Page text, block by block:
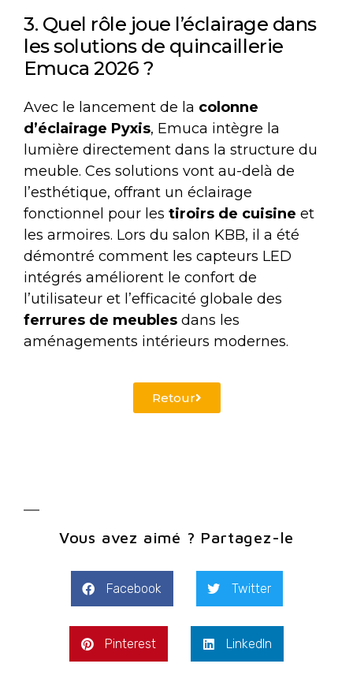
3. Quel rôle joue l’éclairage dans
les solutions de quincaillerie
Emuca 2026 ?
Avec le lancement de la colonne
d’éclairage Pyxis, Emuca intègre la
lumière directement dans la structure du
meuble. Ces solutions vont au-delà de
l’esthétique, offrant un éclairage
fonctionnel pour les tiroirs de cuisine et
les armoires. Lors du salon KBB, il a été
démontré comment les capteurs LED
intégrés améliorent le confort de
l’utilisateur et l’efficacité globale des
ferrures de meubles dans les
aménagements intérieurs modernes.
Retour
Vous avez aimé ? Partagez-le
Facebook Twitter
Pinterest LinkedIn